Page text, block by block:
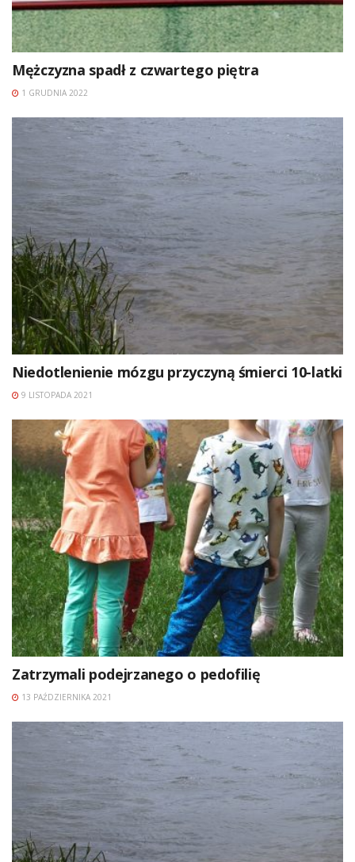
Mężczyzna spadł z czwartego piętra
1 GRUDNIA 2022
Niedotlenienie mózgu przyczyną śmierci 10-latki
9 LISTOPADA 2021
Zatrzymali podejrzanego o pedofilię
13 PAŹDZIERNIKA 2021